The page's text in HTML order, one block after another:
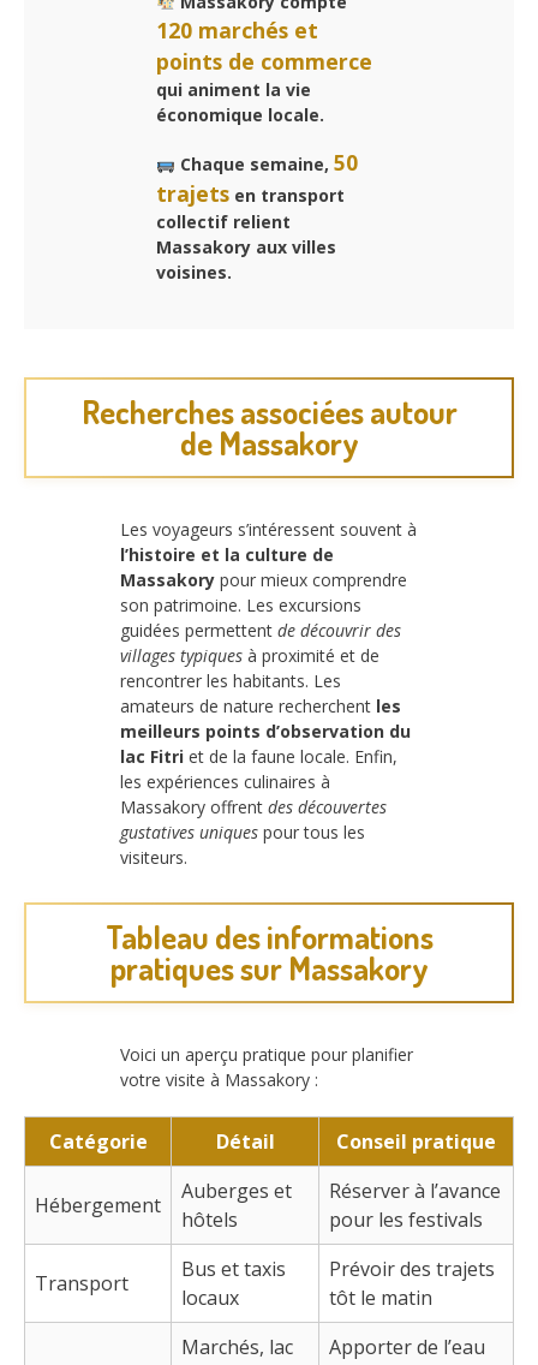
120 marchés et
points de commerce
qui animent la vie
économique locale.
Chaque semaine, 50
trajets en transport
collectif relient
Massakory aux villes
voisines.
Recherches associées autour
de Massakory
Les voyageurs s’intéressent souvent à
l’histoire et la culture de
Massakory pour mieux comprendre
son patrimoine. Les excursions
guidées permettent de découvrir des
villages typiques à proximité et de
rencontrer les habitants. Les
amateurs de nature recherchent les
meilleurs points d’observation du
lac Fitri et de la faune locale. Enfin,
les expériences culinaires à
Massakory offrent des découvertes
gustatives uniques pour tous les
visiteurs.
Tableau des informations
pratiques sur Massakory
Voici un aperçu pratique pour planifier
votre visite à Massakory :
Catégorie Détail Conseil pratique
Hébergement
Auberges et
hôtels
Réserver à l’avance
pour les festivals
Transport
Bus et taxis
locaux
Prévoir des trajets
tôt le matin
Marchés, lac
Apporter de l’eau